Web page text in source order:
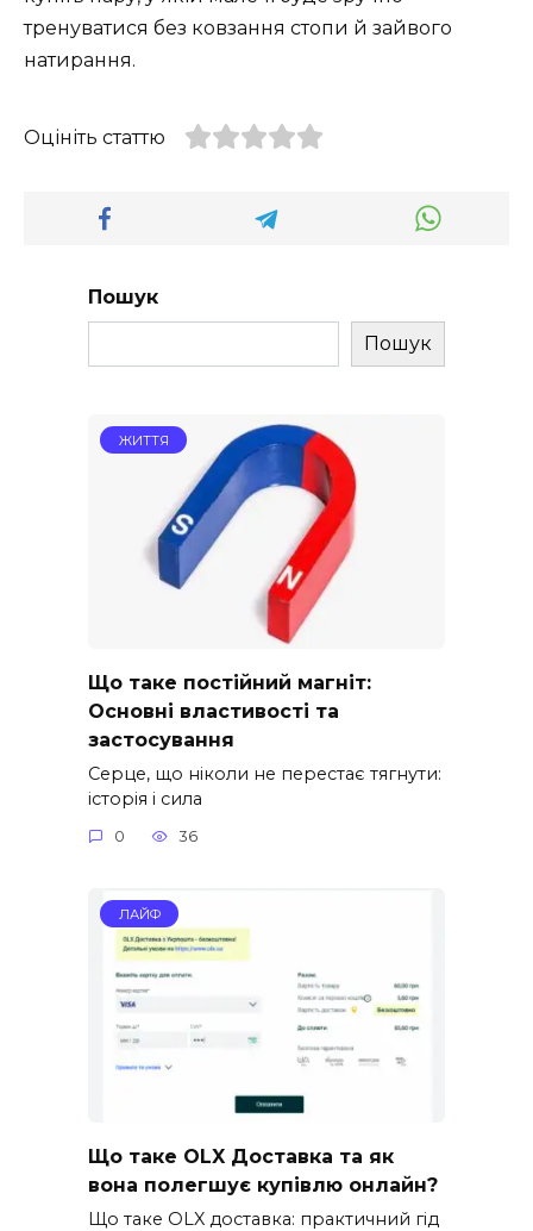
тренуватися без ковзання стопи й зайвого
натирання.
Оцініть статтю
Пошук
Пошук
ЖИТТЯ
Що таке постійний магніт:
Основні властивості та
застосування
Серце, що ніколи не перестає тягнути:
історія і сила
0 36
ЛАЙФ
Що таке OLX Доставка та як
вона полегшує купівлю онлайн?
Що таке OLX доставка: практичний гід